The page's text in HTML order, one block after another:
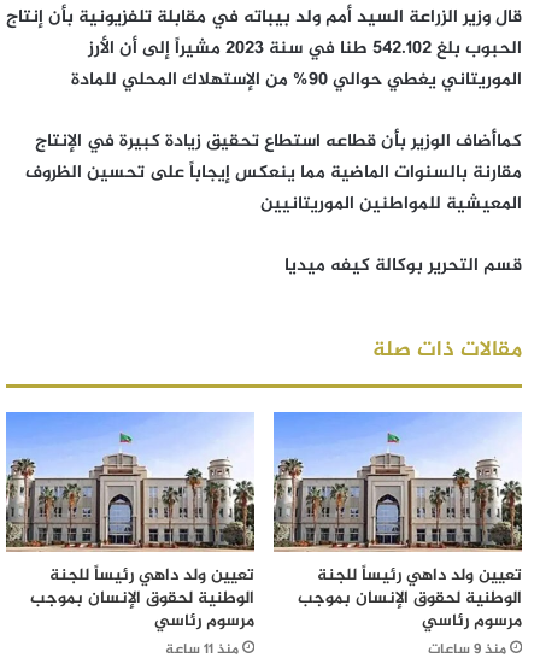
قال وزير الزراعة السيد أمم ولد بيباته في مقابلة تلفزيونية بأن إنتاج
الحبوب بلغ 542.102 طنا في سنة 2023 مشيراً إلى أن الأرز
الموريتاني يغطي حوالي 90% من الإستهلاك المحلي للمادة
كماأضاف الوزير بأن قطاعه استطاع تحقيق زيادة كبيرة في الإنتاج
مقارنة بالسنوات الماضية مما ينعكس إيجاباً على تحسين الظروف
المعيشية للمواطنين الموريتانيين
قسم التحرير بوكالة كيفه ميديا
مقالات ذات صلة
تعيين ولد داهي رئيساً للجنة
الوطنية لحقوق الإنسان بموجب
مرسوم رئاسي
منذ 9 ساعات
تعيين ولد داهي رئيساً للجنة
الوطنية لحقوق الإنسان بموجب
مرسوم رئاسي
منذ 11 ساعة